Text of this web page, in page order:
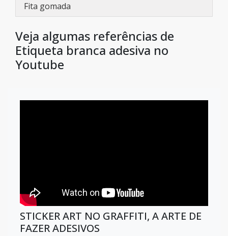
Fita gomada
Veja algumas referências de
Etiqueta branca adesiva no
Youtube
STICKER ART NO GRAFFITI, A ARTE DE
FAZER ADESIVOS